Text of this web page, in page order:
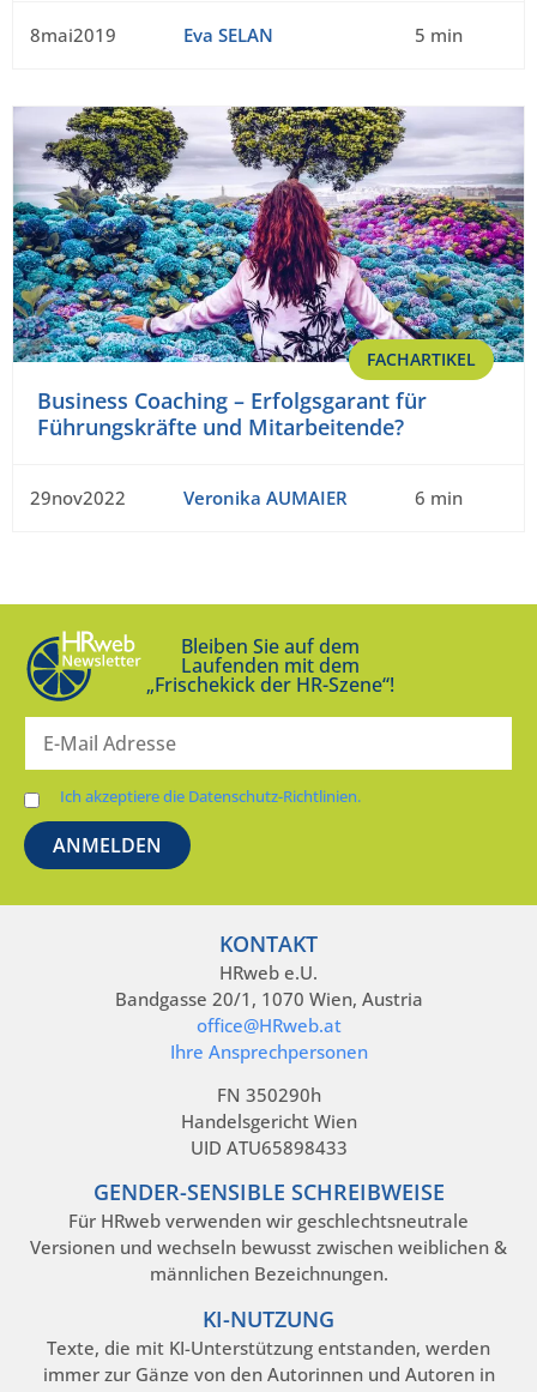
8mai2019 Eva SELAN 5 min
FACHARTIKEL
Business Coaching – Erfolgsgarant für
Führungskräfte und Mitarbeitende?
29nov2022 Veronika AUMAIER 6 min
Bleiben Sie auf dem
Laufenden mit dem
„Frischekick der HR-Szene“!
Ich akzeptiere die Datenschutz-Richtlinien.
KONTAKT
HRweb e.U.
Bandgasse 20/1, 1070 Wien, Austria
office@HRweb.at
Ihre Ansprechpersonen
FN 350290h
Handelsgericht Wien
UID ATU65898433
GENDER-SENSIBLE SCHREIBWEISE
Für HRweb verwenden wir geschlechtsneutrale
Versionen und wechseln bewusst zwischen weiblichen &
männlichen Bezeichnungen.
KI-NUTZUNG
Texte, die mit KI-Unterstützung entstanden, werden
immer zur Gänze von den Autorinnen und Autoren in